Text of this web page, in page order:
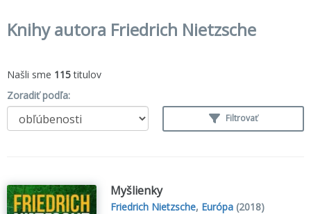
Knihy autora Friedrich Nietzsche
Našli sme 115titulov
Zoradiť podľa:
Filtrovať
Myšlienky
Friedrich Nietzsche, Európa (2018)